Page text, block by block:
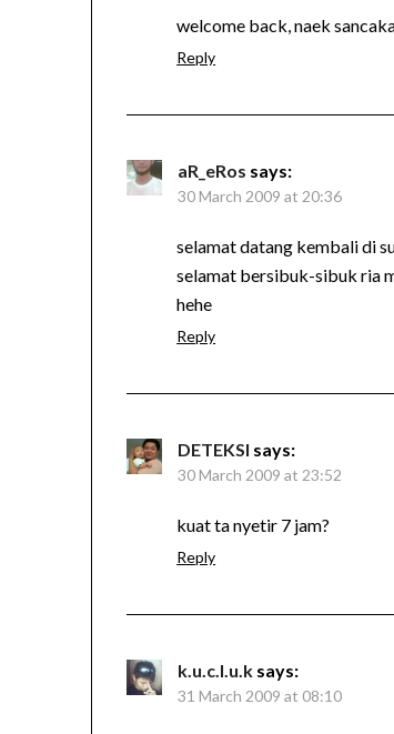
welcome back, naek
Reply
aR_eRos says:
30 March 2009 at 20:36
selamat datang kembali di
selamat bersibuk-sibuk ria
hehe
Reply
DETEKSI says:
30 March 2009 at 23:52
kuat ta nyetir 7 jam?
Reply
k.u.c.l.u.k says:
31 March 2009 at 08:10